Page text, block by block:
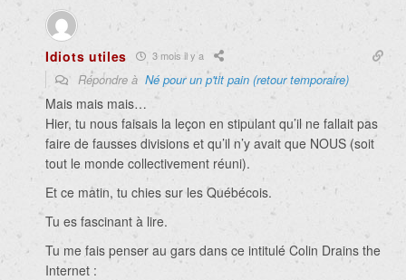
Idiots utiles 3 mois il y a
Répondre à Né pour un p'tit pain (retour temporaire)
Mais mais mais…
Hier, tu nous faisais la leçon en stipulant qu’il ne fallait pas
faire de fausses divisions et qu’il n’y avait que NOUS (soit
tout le monde collectivement réuni).
Et ce matin, tu chies sur les Québécois.
Tu es fascinant à lire.
Tu me fais penser au gars dans ce intitulé Colin Drains the
Internet :